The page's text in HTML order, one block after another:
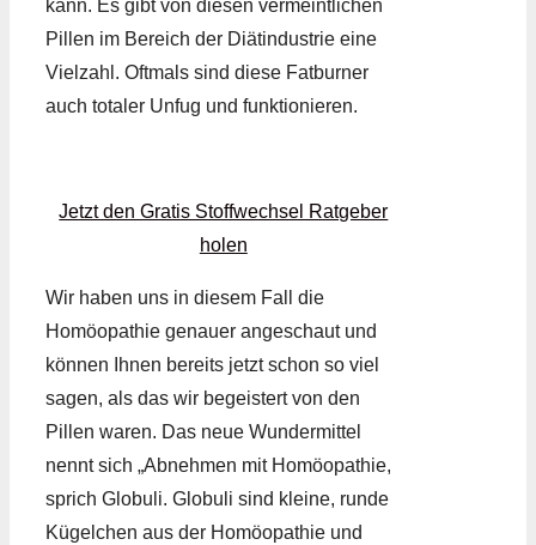
kann. Es gibt von diesen vermeintlichen
Pillen im Bereich der Diätindustrie eine
Vielzahl. Oftmals sind diese Fatburner
auch totaler Unfug und funktionieren.
Jetzt den Gratis Stoffwechsel Ratgeber
holen
Wir haben uns in diesem Fall die
Homöopathie genauer angeschaut und
können Ihnen bereits jetzt schon so viel
sagen, als das wir begeistert von den
Pillen waren. Das neue Wundermittel
nennt sich „Abnehmen mit Homöopathie,
sprich Globuli. Globuli sind kleine, runde
Kügelchen aus der Homöopathie und